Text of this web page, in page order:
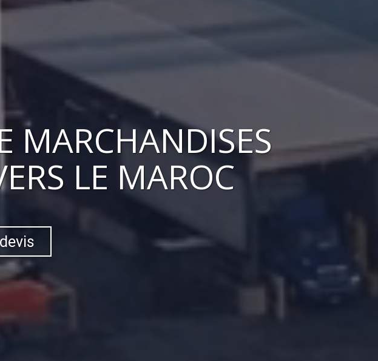
MARCHANDISES
LE MAROC